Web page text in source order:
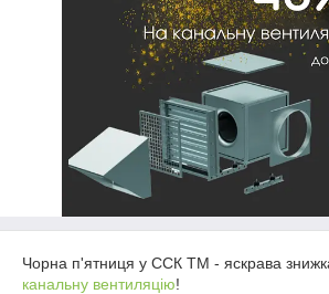
Чорна п'ятниця у ССК ТМ - яскрава
канальну вентиляцію!